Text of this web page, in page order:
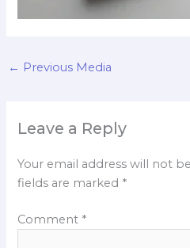
← Previous Media
Leave a Reply
Your email address will not
fields are marked *
Comment *